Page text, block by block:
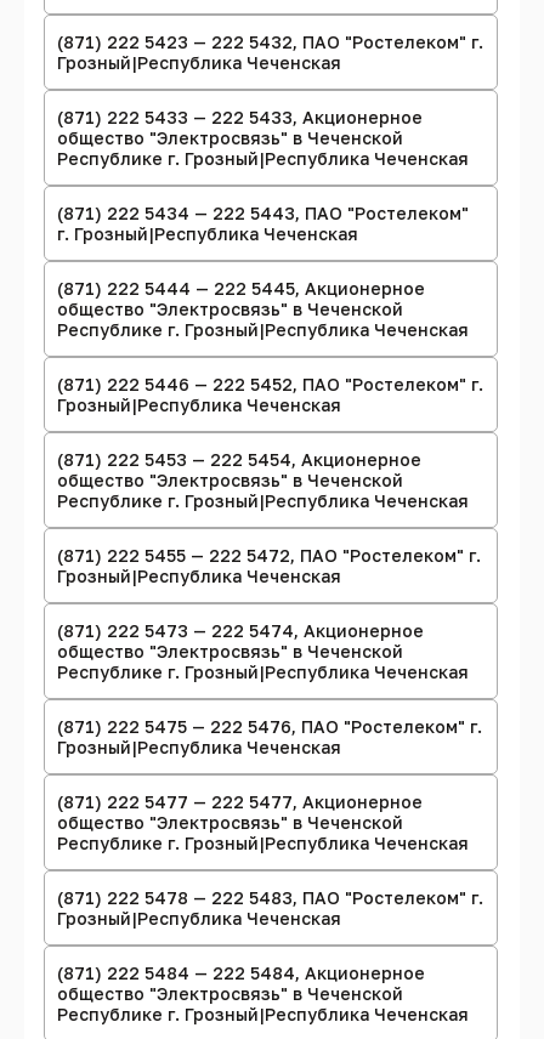
(871) 222 5423 — 222 5432, ПАО "Ростелеком" г.
Грозный|Республика Чеченская
(871) 222 5433 — 222 5433, Акционерное
общество "Электросвязь" в Чеченской
Республике г. Грозный|Республика Чеченская
(871) 222 5434 — 222 5443, ПАО "Ростелеком"
г. Грозный|Республика Чеченская
(871) 222 5444 — 222 5445, Акционерное
общество "Электросвязь" в Чеченской
Республике г. Грозный|Республика Чеченская
(871) 222 5446 — 222 5452, ПАО "Ростелеком" г.
Грозный|Республика Чеченская
(871) 222 5453 — 222 5454, Акционерное
общество "Электросвязь" в Чеченской
Республике г. Грозный|Республика Чеченская
(871) 222 5455 — 222 5472, ПАО "Ростелеком" г.
Грозный|Республика Чеченская
(871) 222 5473 — 222 5474, Акционерное
общество "Электросвязь" в Чеченской
Республике г. Грозный|Республика Чеченская
(871) 222 5475 — 222 5476, ПАО "Ростелеком" г.
Грозный|Республика Чеченская
(871) 222 5477 — 222 5477, Акционерное
общество "Электросвязь" в Чеченской
Республике г. Грозный|Республика Чеченская
(871) 222 5478 — 222 5483, ПАО "Ростелеком" г.
Грозный|Республика Чеченская
(871) 222 5484 — 222 5484, Акционерное
общество "Электросвязь" в Чеченской
Республике г. Грозный|Республика Чеченская